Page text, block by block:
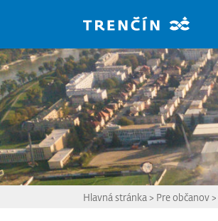
Hlavná stránka > Pre občanov>